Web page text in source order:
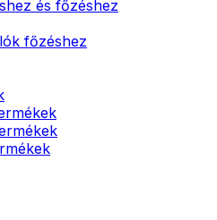
és főzéshez
főzéshez